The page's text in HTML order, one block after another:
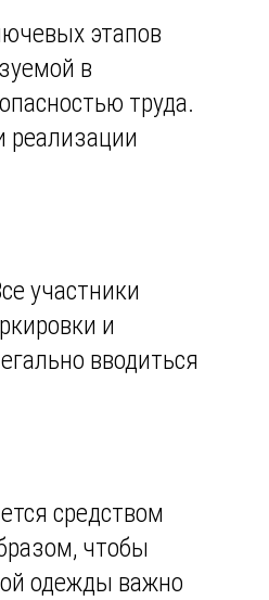
этапов
в
труда.
реализации
участники
и
вводиться
средством
чтобы
одежды важно